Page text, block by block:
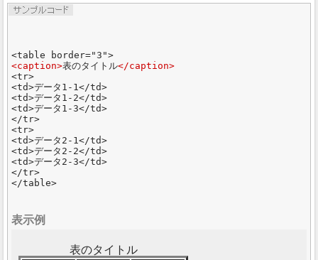
<caption>表のタイトル</caption>
<tr>
<td>データ1-1</td>
<td>データ1-2</td>
<td>データ1-3</td>
</tr>
<tr>
<td>データ2-1</td>
<td>データ2-2</td>
<td>データ2-3</td>
</tr>
表示例
表のタイトル